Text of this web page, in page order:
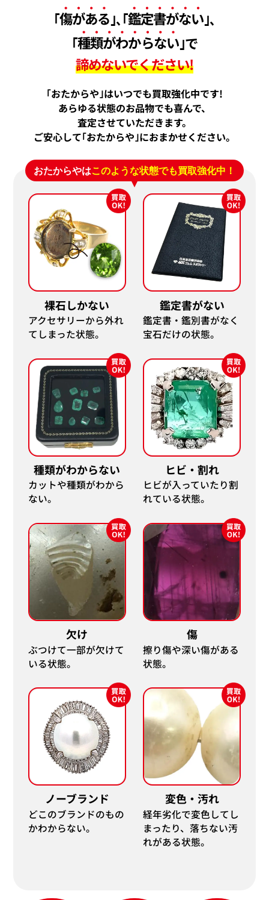
｢傷がある ｣､｢鑑定書がない｣､
｢種類がわからない｣で
諦めないでください!
｢おたからや｣はいつでも買取強化中です!
あらゆる状態のお品物でも喜んで、
査定させていただきます。
ご安心して｢おたからや｣におまかせください。
おたからやはこのような状態でも買取強化中！
裸石しかない
アクセサリーから外れ
てしまった状態。
鑑定書がない
鑑定書・鑑別書がなく
宝石だけの状態。
種類がわからない
カットや種類がわから
ない。
ヒビ・割れ
ヒビが入っていたり割
れている状態。
欠け
ぶつけて一部が欠けて
いる状態。
傷
擦り傷や深い傷がある
状態。
ノーブランド
どこのブランドのもの
かわからない。
変色・汚れ
経年劣化で変色してし
まったり、落ちない汚
れがある状態。